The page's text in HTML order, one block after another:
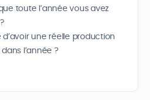
toute l’année vous avez
d’avoir une réelle production
l’année ?